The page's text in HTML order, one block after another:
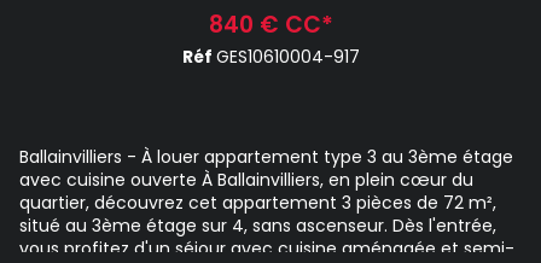
840 € CC*
Réf GES10610004-917
Ballainvilliers - À louer appartement type 3 au 3ème étage
avec cuisine ouverte À Ballainvilliers, en plein cœur du
quartier, découvrez cet appartement 3 pièces de 72 m²,
situé au 3ème étage sur 4, sans ascenseur. Dès l'entrée,
vous profitez d'un séjour avec cuisine aménagée et semi-